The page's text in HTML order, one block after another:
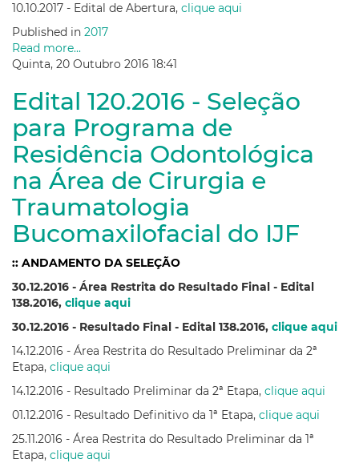
10.10.2017 - Edital de Abertura, clique aqui
Published in 2017
Read more...
Quinta, 20 Outubro 2016 18:41
Edital 120.2016 - Seleção
para Programa de
Residência Odontológica
na Área de Cirurgia e
Traumatologia
Bucomaxilofacial do IJF
:: ANDAMENTO DA SELEÇÃO
30.12.2016 - Área Restrita do Resultado Final - Edital
138.2016, clique aqui
30.12.2016 - Resultado Final - Edital 138.2016, clique aqui
14.12.2016 - Área Restrita do Resultado Preliminar da 2ª
Etapa, clique aqui
14.12.2016 - Resultado Preliminar da 2ª Etapa, clique aqui
01.12.2016 - Resultado Definitivo da 1ª Etapa, clique aqui
25.11.2016 - Área Restrita do Resultado Preliminar da 1ª
Etapa, clique aqui